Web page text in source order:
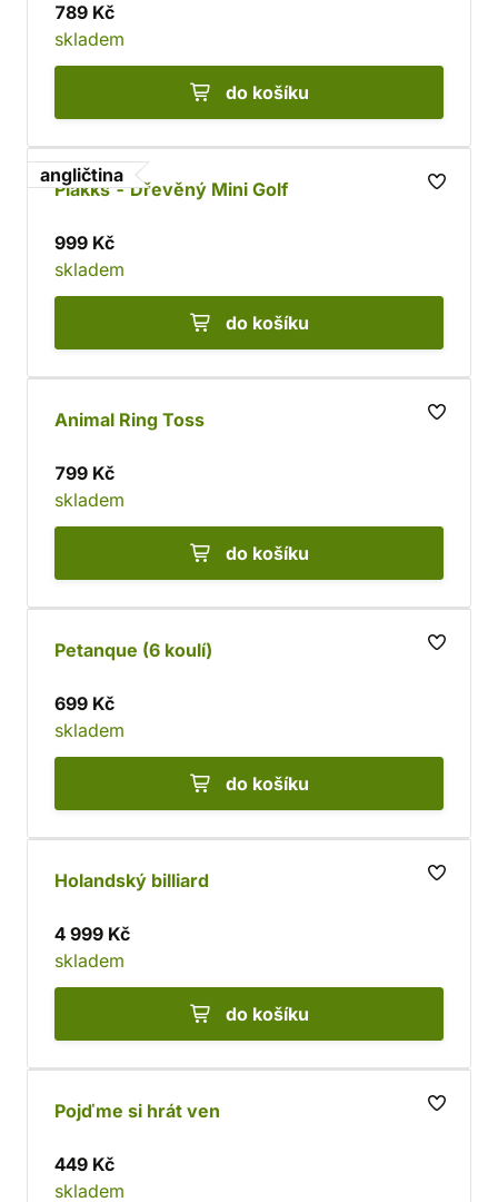
789 Kč
skladem
do košíku
angličtina
Plakks - Dřevěný Mini Golf
999 Kč
skladem
do košíku
Animal Ring Toss
799 Kč
skladem
do košíku
Petanque (6 koulí)
699 Kč
skladem
do košíku
Holandský billiard
4 999 Kč
skladem
do košíku
Pojďme si hrát ven
449 Kč
skladem